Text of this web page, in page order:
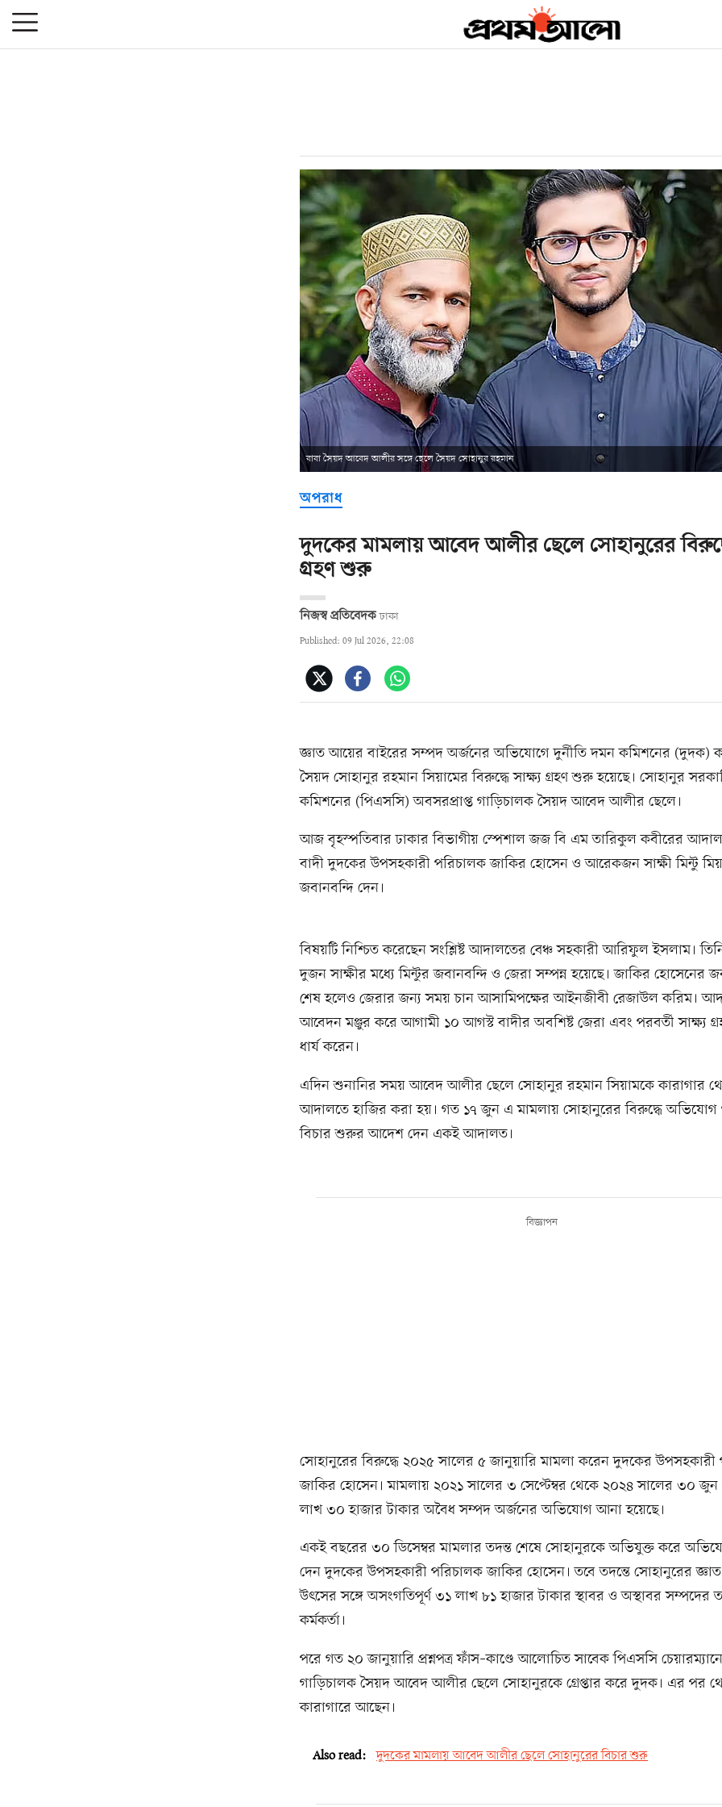
বাবা সৈয়দ আবেদ আলীর সঙ্গে ছেলে সৈয়দ সোহানুর রহমান
অপরাধ
দুদকের মামলায় আবেদ আলীর ছেলে সোহানুরের
গ্রহণ শুরু
নিজস্ব প্রতিবেদক ঢাকা
Published: 09 Jul 2026, 22:08
জ্ঞাত আয়ের বাইরের সম্পদ অর্জনের অভিযোগে দুর্নীতি দমন কমিশনের (দুদক)
সৈয়দ সোহানুর রহমান সিয়ামের বিরুদ্ধে সাক্ষ্য গ্রহণ শুরু হয়েছে। সোহানুর
কমিশনের (পিএসসি) অবসরপ্রাপ্ত গাড়িচালক সৈয়দ আবেদ আলীর ছেলে।
আজ বৃহস্পতিবার ঢাকার বিভাগীয় স্পেশাল জজ বি এম তারিকুল কবীরের
বাদী দুদকের উপসহকারী পরিচালক জাকির হোসেন ও আরেকজন সাক্ষী মিন্টু
জবানবন্দি দেন।
বিষয়টি নিশ্চিত করেছেন সংশ্লিষ্ট আদালতের বেঞ্চ সহকারী আরিফুল ইসলাম।
দুজন সাক্ষীর মধ্যে মিন্টুর জবানবন্দি ও জেরা সম্পন্ন হয়েছে। জাকির হোসেনের
শেষ হলেও জেরার জন্য সময় চান আসামিপক্ষের আইনজীবী রেজাউল করিম।
আবেদন মঞ্জুর করে আগামী ১০ আগস্ট বাদীর অবশিষ্ট জেরা এবং পরবর্তী সাক্ষ্য
ধার্য করেন।
এদিন শুনানির সময় আবেদ আলীর ছেলে সোহানুর রহমান সিয়ামকে কারাগার
আদালতে হাজির করা হয়। গত ১৭ জুন এ মামলায় সোহানুরের বিরুদ্ধে
বিচার শুরুর আদেশ দেন একই আদালত।
বিজ্ঞাপন
সোহানুরের বিরুদ্ধে ২০২৫ সালের ৫ জানুয়ারি মামলা করেন দুদকের উপসহকারী
জাকির হোসেন। মামলায় ২০২১ সালের ৩ সেপ্টেম্বর থেকে ২০২৪ সালের ৩০ জুন
লাখ ৩০ হাজার টাকার অবৈধ সম্পদ অর্জনের অভিযোগ আনা হয়েছে।
একই বছরের ৩০ ডিসেম্বর মামলার তদন্ত শেষে সোহানুরকে অভিযুক্ত করে
দেন দুদকের উপসহকারী পরিচালক জাকির হোসেন। তবে তদন্তে সোহানুরের
উৎসের সঙ্গে অসংগতিপূর্ণ ৩১ লাখ ৮১ হাজার টাকার স্থাবর ও অস্থাবর সম্পদের
কর্মকর্তা।
পরে গত ২০ জানুয়ারি প্রশ্নপত্র ফাঁস–কাণ্ডে আলোচিত সাবেক পিএসসি
গাড়িচালক সৈয়দ আবেদ আলীর ছেলে সোহানুরকে গ্রেপ্তার করে দুদক। এর পর
কারাগারে আছেন।
Also read: দুদকের মামলায় আবেদ আলীর ছেলে সোহানুরের বিচার শুরু